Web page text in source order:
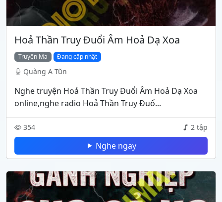
Hoả Thần Truy Đuổi Âm Hoả Dạ Xoa
Truyện Ma Đang cập nhật
Quàng A Tũn
Nghe truyện Hoả Thần Truy Đuổi Âm Hoả Dạ Xoa
online,nghe radio Hoả Thần Truy Đuổ...
354 2 tập
Nghe ngay